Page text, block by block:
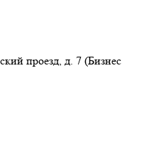
проезд, д. 7 (Бизнес